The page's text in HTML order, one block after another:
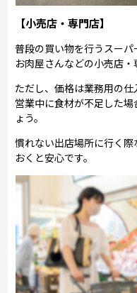
【小売店・専門店】
普段の買い物を行うスーパ
お肉屋さんなどの小売店・
ただし、価格は業務用の仕
営業中に食材が不足した
ょう。
慣れない出店場所に行く
おくと安心です。